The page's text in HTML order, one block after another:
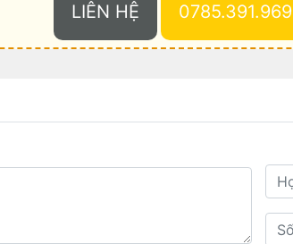
LIÊN HỆ 0785.391.969